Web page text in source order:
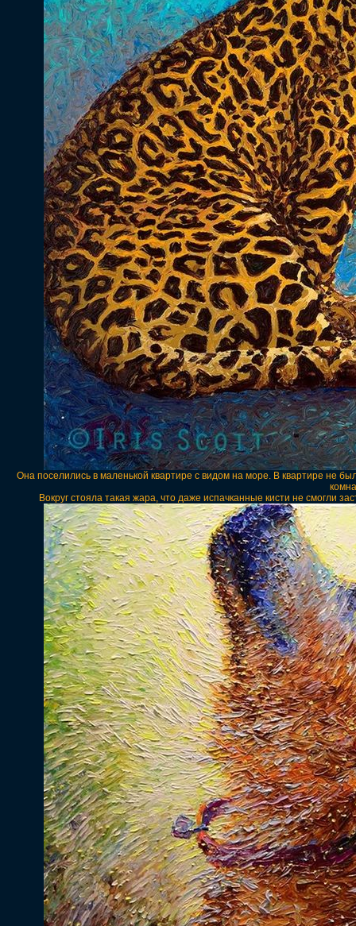
Она поселились в маленькой квартире с видом на море. В квартире не
Вокруг стояла такая жара, что даже испачканные кисти не смогли